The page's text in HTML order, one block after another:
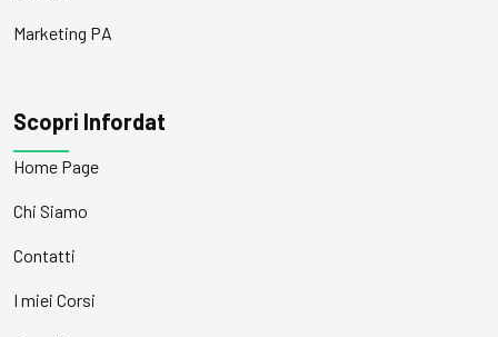
Marketing PA
Scopri Infordat
Home Page
Chi Siamo
Contatti
I miei Corsi